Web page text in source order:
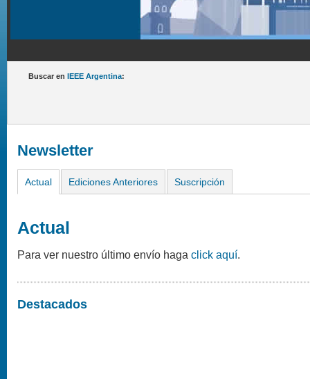
Buscar en IEEE Argentina:
Newsletter
Actual Ediciones Anteriores Suscripción
Actual
Para ver nuestro último envío haga click aquí.
Destacados